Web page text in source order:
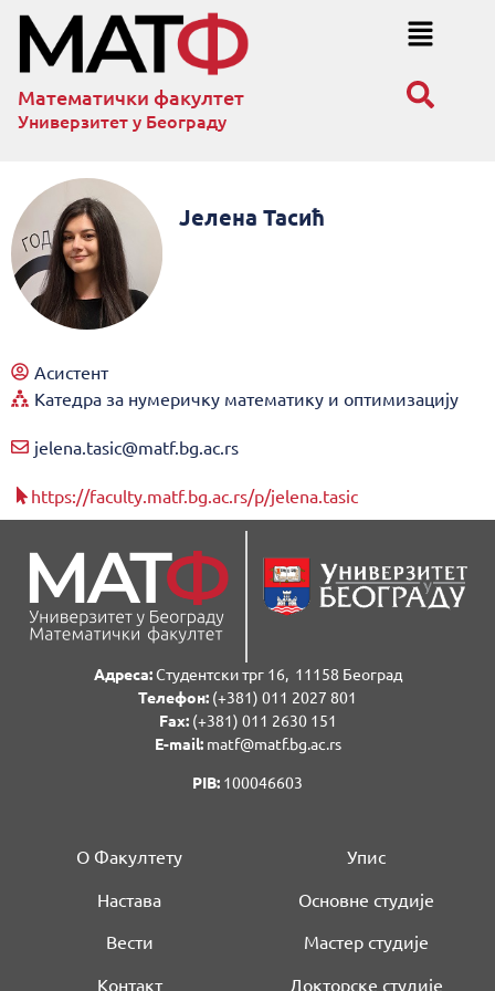
Математички факултет
Универзитет у Београду
Јелена Тасић
Асистент
Катедра за нумеричку математику и оптимизацију
jelena.tasic@matf.bg.ac.rs
https://faculty.matf.bg.ac.rs/p/jelena.tasic
Адреса:Студентски трг 16, 11158 Београд
Телефон: (+381) 011 2027 801
Fаx:(+381) 011 2630 151
E-mail:matf@matf.bg.ac.rs
PIB: 100046603
О Факултету
Настава
Вести
Контакт
Упис
Основне студије
Мастер студије
Докторске студије